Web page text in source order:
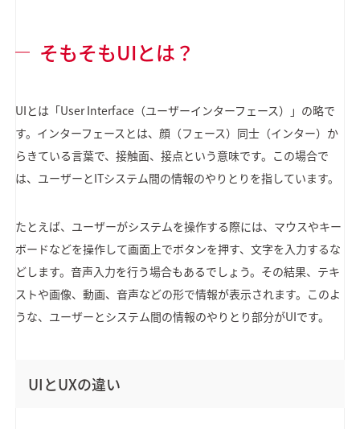
そもそもUIとは？
UIとは「User Interface（ユーザーインターフェース）」の略で
す。インターフェースとは、顔（フェース）同士（インター）か
らきている言葉で、接触面、接点という意味です。この場合で
は、ユーザーとITシステム間の情報のやりとりを指しています。
たとえば、ユーザーがシステムを操作する際には、マウスやキー
ボードなどを操作して画面上でボタンを押す、文字を入力するな
どします。音声入力を行う場合もあるでしょう。その結果、テキ
ストや画像、動画、音声などの形で情報が表示されます。このよ
うな、ユーザーとシステム間の情報のやりとり部分がUIです。
UIとUXの違い